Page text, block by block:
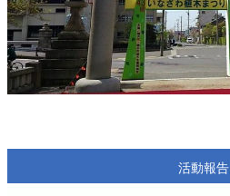
活動報告